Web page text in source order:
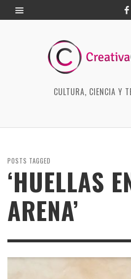
CULTURA, CIENCIA Y
POSTS TAGGED
‘HUELLAS
ARENA’